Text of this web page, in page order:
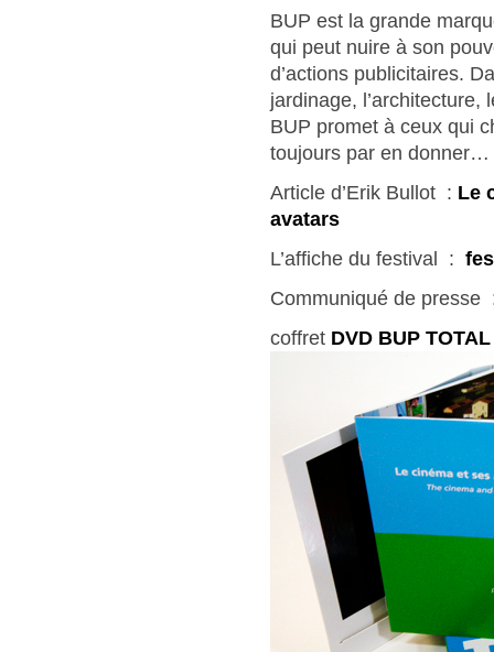
BUP est la grande
qui peut nuire à son
d’actions publicitaires.
jardinage,
BUP promet à ceux qui
toujours par en donner…
Article d’Erik Bullot : Le
avatars
L’affiche du festival :
Communiqué de
coffret DVD BUP TOTAL